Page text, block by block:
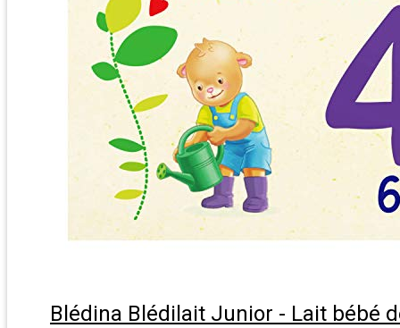
Blédina Blédilait Junior - Lait bébé